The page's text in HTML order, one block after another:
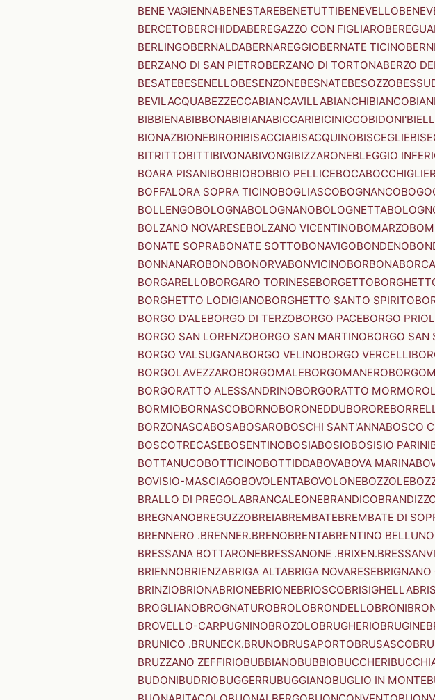
BENE VAGIENNABENESTAREBENETUTTIBENEVELLO
BERCETOBERCHIDDABEREGAZZO CON FIGLIARO
BERLINGOBERNALDABERNAREGGIOBERNATE TICINO
BERZANO DI SAN PIETROBERZANO DI TORTONABERZO
BESATEBESENELLOBESENZONEBESNATEBESOZZO
BEVILACQUABEZZECCABIANCAVILLABIANCHIBIANCO
BIBBIENABIBBONABIBIANABICCARIBICINICCOBIDONI'
BIONAZBIONEBIRORIBISACCIABISACQUINOBISCEGLIE
BITRITTOBITTIBIVONABIVONGIBIZZARONEBLEGGIO
BOARA PISANIBOBBIOBOBBIO PELLICEBOCA
BOFFALORA SOPRA TICINOBOGLIASCOBOGNANCO
BOLLENGOBOLOGNABOLOGNANOBOLOGNETTA
BOLZANO NOVARESEBOLZANO VICENTINOBOMARZO
BONATE SOPRABONATE SOTTOBONAVIGOBONDENO
BONNANAROBONOBONORVABONVICINOBORBONA
BORGARELLOBORGARO TORINESEBORGETTO
BORGHETTO LODIGIANOBORGHETTO SANTO SPIRITO
BORGO D'ALEBORGO DI TERZOBORGO PACEBORGO
BORGO SAN LORENZOBORGO SAN MARTINOBORGO SAN
BORGO VALSUGANABORGO VELINOBORGO VERCELLI
BORGOLAVEZZAROBORGOMALEBORGOMANERO
BORGORATTO ALESSANDRINOBORGORATTO
BORMIOBORNASCOBORNOBORONEDDUBORORE
BORZONASCABOSABOSAROBOSCHI SANT'ANNABOSCO
BOSCOTRECASEBOSENTINOBOSIABOSIOBOSISIO PARINI
BOTTANUCOBOTTICINOBOTTIDDABOVABOVA MARINA
BOVISIO-MASCIAGOBOVOLENTABOVOLONEBOZZOLE
BRALLO DI PREGOLABRANCALEONEBRANDICO
BREGNANOBREGUZZOBREIABREMBATEBREMBATE DI
BRENNERO .BRENNER.BRENOBRENTABRENTINO BELLUNO
BRESSANA BOTTARONEBRESSANONE .BRIXEN.
BRIENNOBRIENZABRIGA ALTABRIGA NOVARESEBRIGNANO
BRINZIOBRIONABRIONEBRIONEBRIOSCOBRISIGHELLA
BROGLIANOBROGNATUROBROLOBRONDELLOBRONI
BROVELLO-CARPUGNINOBROZOLOBRUGHERIOBRUGINE
BRUNICO .BRUNECK.BRUNOBRUSAPORTOBRUSASCO
BRUZZANO ZEFFIRIOBUBBIANOBUBBIOBUCCHERI
BUDONIBUDRIOBUGGERRUBUGGIANOBUGLIO IN MONTE